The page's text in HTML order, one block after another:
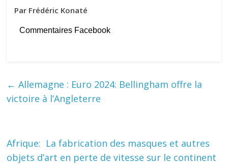
Par Frédéric Konaté
Commentaires Facebook
← Allemagne : Euro 2024: Bellingham offre la
victoire à l’Angleterre
Afrique: La fabrication des masques et autres
objets d’art en perte de vitesse sur le continent